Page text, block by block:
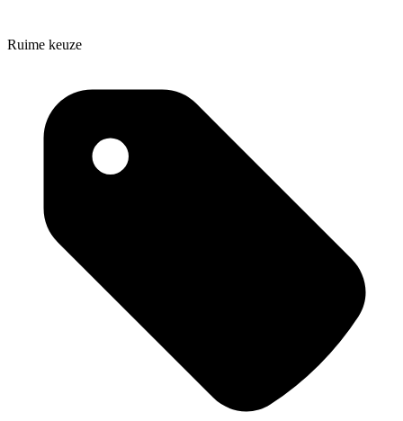
Ruime keuze